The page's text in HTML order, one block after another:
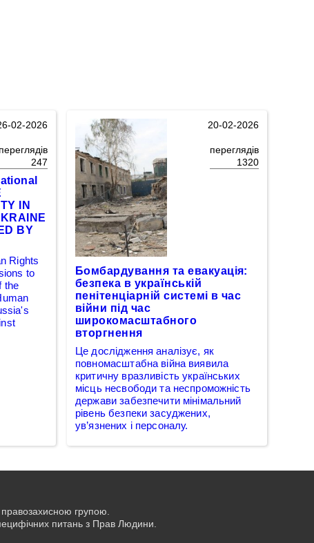
02-2026
переглядів
247
IN
BY
Rights
to
the
20-02-2026
переглядів
1320
Бомбардування та евакуація:
безпека в українській
пенітенціарній системі в час
війни під час
широкомасштабного
вторгнення
Це дослідження аналізує, як
повномасштабна війна виявила
критичну вразливість українських
місць несвободи та неспроможність
держави забезпечити мінімальний
рівень безпеки засуджених,
ув’язнених і персоналу.
правозахисною групою.
питань з Прав Людини.